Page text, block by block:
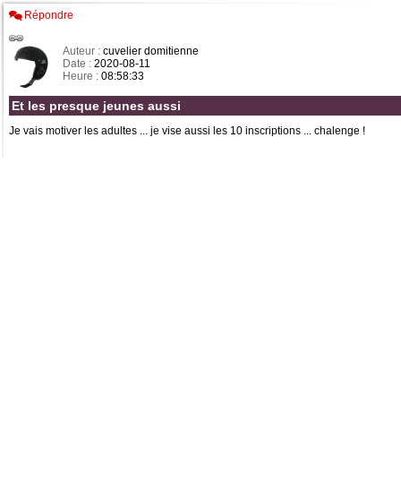
Répondre
Auteur : cuvelier domitienne
Date : 2020-08-11
Heure : 08:58:33
Et les presque jeunes aussi
Je vais motiver les adultes ... je vise aussi les 10 inscriptions ... chalenge !